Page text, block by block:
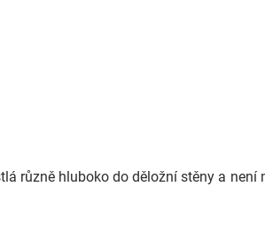
různě hluboko do děložní stěny a